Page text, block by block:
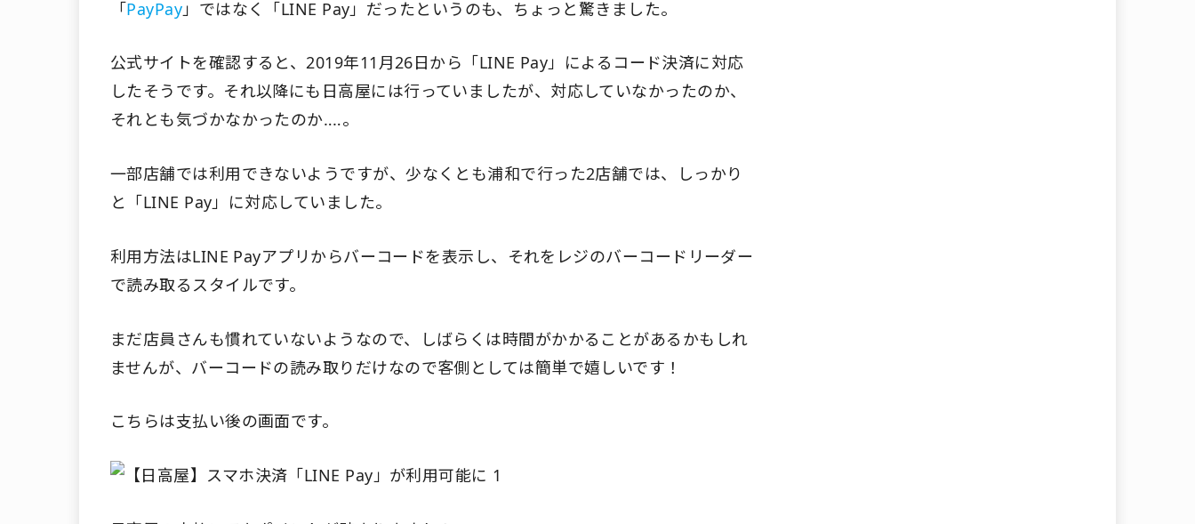
「PayPay 」ではなく「LINE Pay」だったというのも、ちょっと驚きました。
公式サイトを確認すると、2019年11月26日から「LINE Pay」によるコード決済に対応
したそうです。それ以降にも日高屋には行っていましたが、対応していなかったのか、
それとも気づかなかったのか‥‥。
一部店舗では利用できないようですが、少なくとも浦和で行った2店舗では、しっかり
と「LINE Pay」に対応していました。
利用方法はLINE Payアプリからバーコードを表示し、それをレジのバーコードリーダー
で読み取るスタイルです。
まだ店員さんも慣れていないようなので、しばらくは時間がかかることがあるかもしれ
ませんが、バーコードの読み取りだけなので客側としては簡単で嬉しいです！
こちらは支払い後の画面です。